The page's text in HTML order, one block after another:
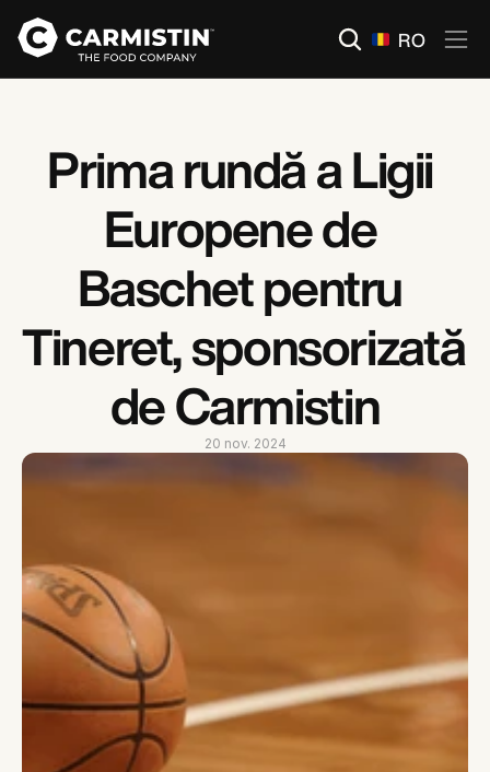
RO
Prima rundă a Ligii
Europene de
Baschet pentru
Tineret, sponsorizată
de Carmistin
20 nov. 2024